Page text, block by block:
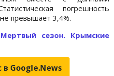
погрешность
превышает 3,4%.
сезон. Крымские
в Google.News